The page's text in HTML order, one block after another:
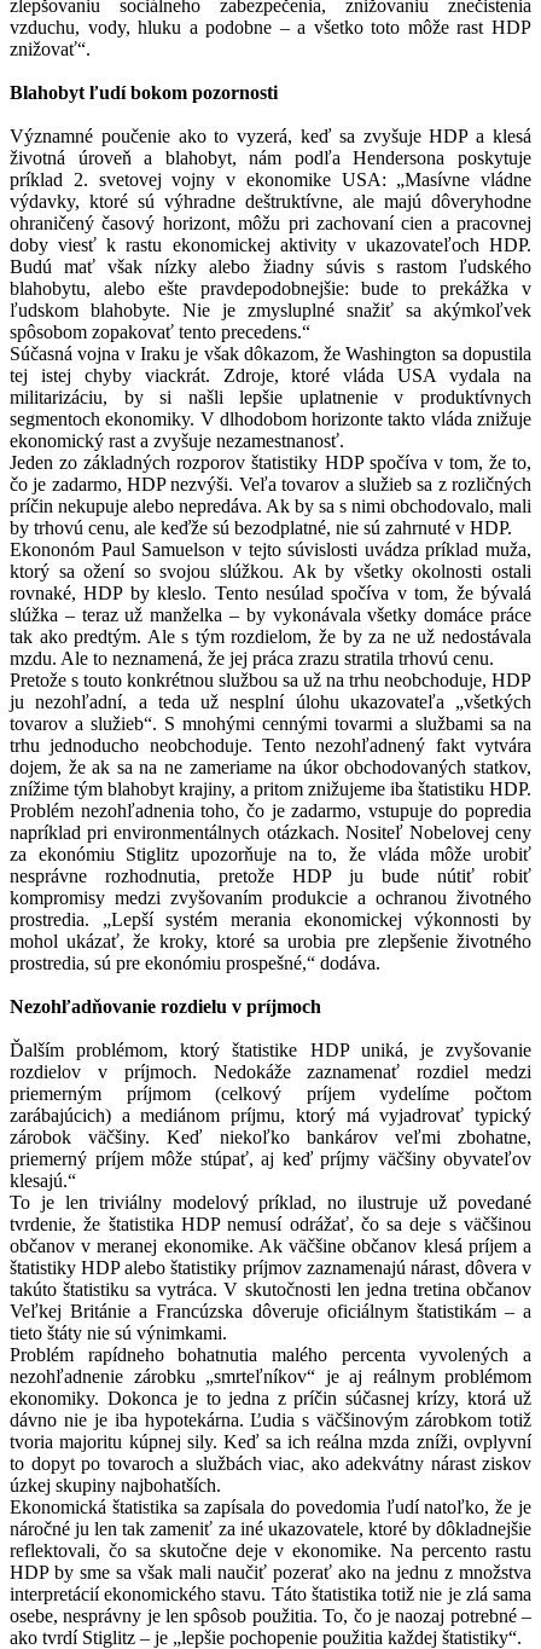
zlepšovaniu sociálneho zabezpečenia, znižovaniu znečistenia
vzduchu, vody, hluku a podobne – a všetko toto môže rast HDP
znižovať“.
Blahobyt ľudí bokom pozornosti
Významné poučenie ako to vyzerá, keď sa zvyšuje HDP a klesá
životná úroveň a blahobyt, nám podľa Hendersona poskytuje
príklad 2. svetovej vojny v ekonomike USA: „Masívne vládne
výdavky, ktoré sú výhradne deštruktívne, ale majú dôveryhodne
ohraničený časový horizont, môžu pri zachovaní cien a pracovnej
doby viesť k rastu ekonomickej aktivity v ukazovateľoch HDP.
Budú mať však nízky alebo žiadny súvis s rastom ľudského
blahobytu, alebo ešte pravdepodobnejšie: bude to prekážka v
ľudskom blahobyte. Nie je zmysluplné snažiť sa akýmkoľvek
spôsobom zopakovať tento precedens.“
Súčasná vojna v Iraku je však dôkazom, že Washington sa dopustila
tej istej chyby viackrát. Zdroje, ktoré vláda USA vydala na
militarizáciu, by si našli lepšie uplatnenie v produktívnych
segmentoch ekonomiky. V dlhodobom horizonte takto vláda znižuje
ekonomický rast a zvyšuje nezamestnanosť.
Jeden zo základných rozporov štatistiky HDP spočíva v tom, že to,
čo je zadarmo, HDP nezvýši. Veľa tovarov a služieb sa z rozličných
príčin nekupuje alebo nepredáva. Ak by sa s nimi obchodovalo, mali
by trhovú cenu, ale keďže sú bezodplatné, nie sú zahrnuté v HDP.
Ekononóm Paul Samuelson v tejto súvislosti uvádza príklad muža,
ktorý sa ožení so svojou slúžkou. Ak by všetky okolnosti ostali
rovnaké, HDP by kleslo. Tento nesúlad spočíva v tom, že bývalá
slúžka – teraz už manželka – by vykonávala všetky domáce práce
tak ako predtým. Ale s tým rozdielom, že by za ne už nedostávala
mzdu. Ale to neznamená, že jej práca zrazu stratila trhovú cenu.
Pretože s touto konkrétnou službou sa už na trhu neobchoduje, HDP
ju nezohľadní, a teda už nesplní úlohu ukazovateľa „všetkých
tovarov a služieb“. S mnohými cennými tovarmi a službami sa na
trhu jednoducho neobchoduje. Tento nezohľadnený fakt vytvára
dojem, že ak sa na ne zameriame na úkor obchodovaných statkov,
znížime tým blahobyt krajiny, a pritom znižujeme iba štatistiku HDP.
Problém nezohľadnenia toho, čo je zadarmo, vstupuje do popredia
napríklad pri environmentálnych otázkach. Nositeľ Nobelovej ceny
za ekonómiu Stiglitz upozorňuje na to, že vláda môže urobiť
nesprávne rozhodnutia, pretože HDP ju bude nútiť robiť
kompromisy medzi zvyšovaním produkcie a ochranou životného
prostredia. „Lepší systém merania ekonomickej výkonnosti by
mohol ukázať, že kroky, ktoré sa urobia pre zlepšenie životného
prostredia, sú pre ekonómiu prospešné,“ dodáva.
Nezohľadňovanie rozdielu v príjmoch
Ďalším problémom, ktorý štatistike HDP uniká, je zvyšovanie
rozdielov v príjmoch. Nedokáže zaznamenať rozdiel medzi
priemerným príjmom (celkový príjem vydelíme počtom
zarábajúcich) a mediánom príjmu, ktorý má vyjadrovať typický
zárobok väčšiny. Keď niekoľko bankárov veľmi zbohatne,
priemerný príjem môže stúpať, aj keď príjmy väčšiny obyvateľov
klesajú.“
To je len triviálny modelový príklad, no ilustruje už povedané
tvrdenie, že štatistika HDP nemusí odrážať, čo sa deje s väčšinou
občanov v meranej ekonomike. Ak väčšine občanov klesá príjem a
štatistiky HDP alebo štatistiky príjmov zaznamenajú nárast, dôvera v
takúto štatistiku sa vytráca. V skutočnosti len jedna tretina občanov
Veľkej Británie a Francúzska dôveruje oficiálnym štatistikám – a
tieto štáty nie sú výnimkami.
Problém rapídneho bohatnutia malého percenta vyvolených a
nezohľadnenie zárobku „smrteľníkov“ je aj reálnym problémom
ekonomiky. Dokonca je to jedna z príčin súčasnej krízy, ktorá už
dávno nie je iba hypotekárna. Ľudia s väčšinovým zárobkom totiž
tvoria majoritu kúpnej sily. Keď sa ich reálna mzda zníži, ovplyvní
to dopyt po tovaroch a službách viac, ako adekvátny nárast ziskov
úzkej skupiny najbohatších.
Ekonomická štatistika sa zapísala do povedomia ľudí natoľko, že je
náročné ju len tak zameniť za iné ukazovatele, ktoré by dôkladnejšie
reflektovali, čo sa skutočne deje v ekonomike. Na percento rastu
HDP by sme sa však mali naučiť pozerať ako na jednu z množstva
interpretácií ekonomického stavu. Táto štatistika totiž nie je zlá sama
osebe, nesprávny je len spôsob použitia. To, čo je naozaj potrebné –
ako tvrdí Stiglitz – je „lepšie pochopenie použitia každej štatistiky“.